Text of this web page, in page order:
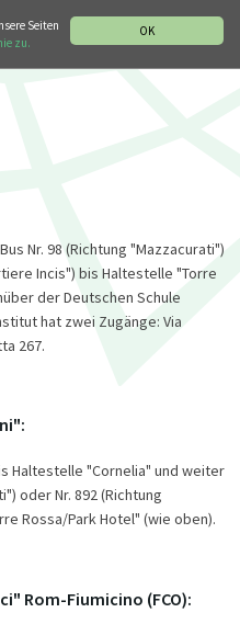
OK
Seiten
zu.
Nr. 98 (Richtung "Mazzacurati")
Incis") bis Haltestelle "Torre
der Deutschen Schule
hat zwei Zugänge: Via
267.
Haltestelle "Cornelia" und weiter
oder Nr. 892 (Richtung
Rossa/Park Hotel" (wie oben).
Rom-Fiumicino (FCO):